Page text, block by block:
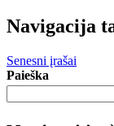
Navigacija
Senesni įrašai
Paieška